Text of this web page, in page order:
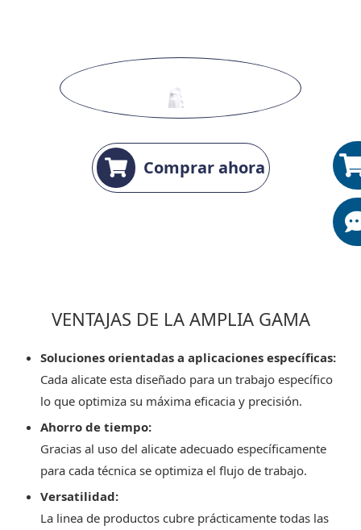
Comprar ahora
VENTAJAS DE LA AMPLIA GAMA
Soluciones orientadas a aplicaciones específicas:
Cada alicate esta diseñado para un trabajo específico
lo que optimiza su máxima eficacia y precisión.
Ahorro de tiempo:
Gracias al uso del alicate adecuado específicamente
para cada técnica se optimiza el flujo de trabajo.
Versatilidad:
La linea de productos cubre prácticamente todas las